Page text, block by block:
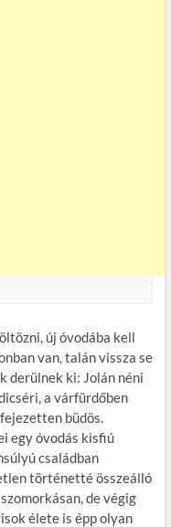
új óvodába kell
van, talán vissza se
derülnek ki: Jolán néni
a várfürdőben
büdös.
egy óvodás kisfiú
családban
történetté összeálló
de végig
élete is épp olyan